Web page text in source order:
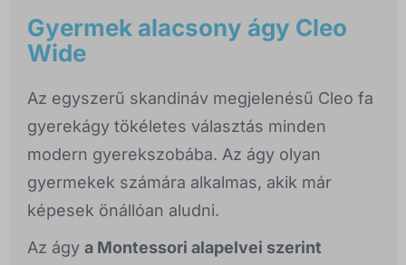
Gyermek alacsony ágy Cleo
Wide
Az egyszerű skandináv megjelenésű Cleo fa
gyerekágy tökéletes választás minden
modern gyerekszobába. Az ágy olyan
gyermekek számára alkalmas, akik már
képesek önállóan aludni.
Az ágy a Montessori alapelvei szerint